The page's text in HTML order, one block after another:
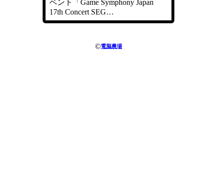
ベント「Game Symphony Japan
17th Concert SEG…
©電脳農場